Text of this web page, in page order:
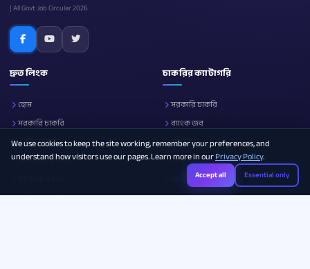
| All Govt Job Circular 2026
দ্রুত লিংক
হোম
সরকারি চাকরি
নোটিশ বোর্ড
আমাদের সম্পর্কে
ক্যারিয়ার গাইড
চাকরির ক্যাটাগরি
সরকারি চাকরি
ব্যাংক জব
প্রতিরক্ষা
শিক্ষা
আইসিটি
We use cookies to keep the site working, remember your preferences, and
understand how visitors use our pages. Learn more in ourPrivacy Policy.
Accept all Essential only